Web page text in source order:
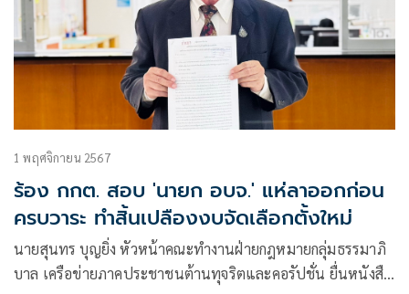
1 พฤศจิกายน 2567
ร้อง กกต. สอบ 'นายก อบจ.' แห่ลาออกก่อน
ครบวาระ ทำสิ้นเปลืองงบจัดเลือกตั้งใหม่
นายสุนทร บุญยิ่ง หัวหน้าคณะทำงานฝ่ายกฎหมายกลุ่มธรรมาภิ
บาล เครือข่ายภาคประชาชนต้านทุจริตและคอรัปชั่น ยื่นหนังสือ